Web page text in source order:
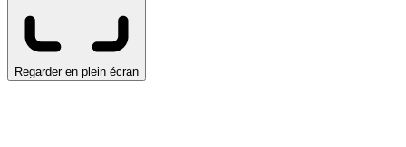
Regarder en plein écran